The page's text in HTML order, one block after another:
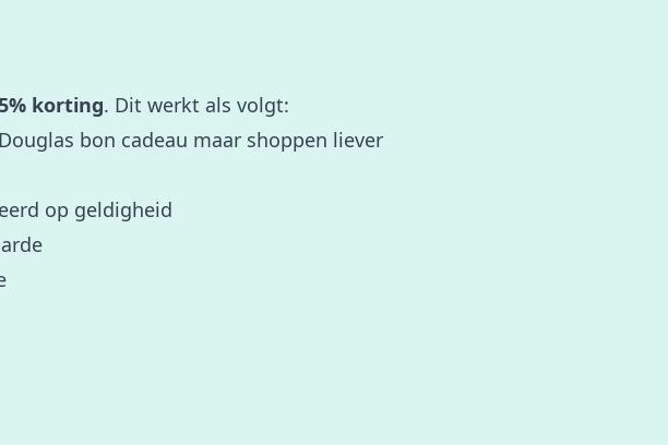
korting. Dit werkt als volgt:
bon cadeau maar shoppen liever
op geldigheid